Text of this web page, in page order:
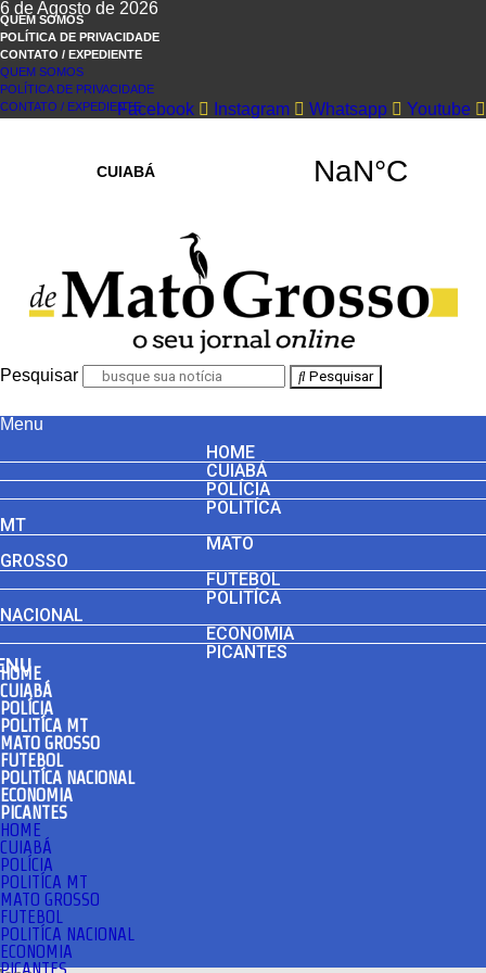
6 de Agosto de 2026
QUEM SOMOS
POLÍTICA DE PRIVACIDADE
CONTATO / EXPEDIENTE
QUEM SOMOS
POLÍTICA DE PRIVACIDADE
CONTATO / EXPEDIENTEFacebook Instagram Whatsapp Youtube
Pesquisar Pesquisar
Menu
HOME
CUIABÁ
POLÍCIA
POLITÍCA
MT
MATO
GROSSO
FUTEBOL
POLITÍCA
NACIONAL
ECONOMIA
PICANTES
HOME
CUIABÁ
POLÍCIA
POLITÍCA MT
MATO GROSSO
FUTEBOL
POLITÍCA NACIONAL
ECONOMIA
PICANTES
HOME
CUIABÁ
POLÍCIA
POLITÍCA MT
MATO GROSSO
FUTEBOL
POLITÍCA NACIONAL
ECONOMIA
PICANTES